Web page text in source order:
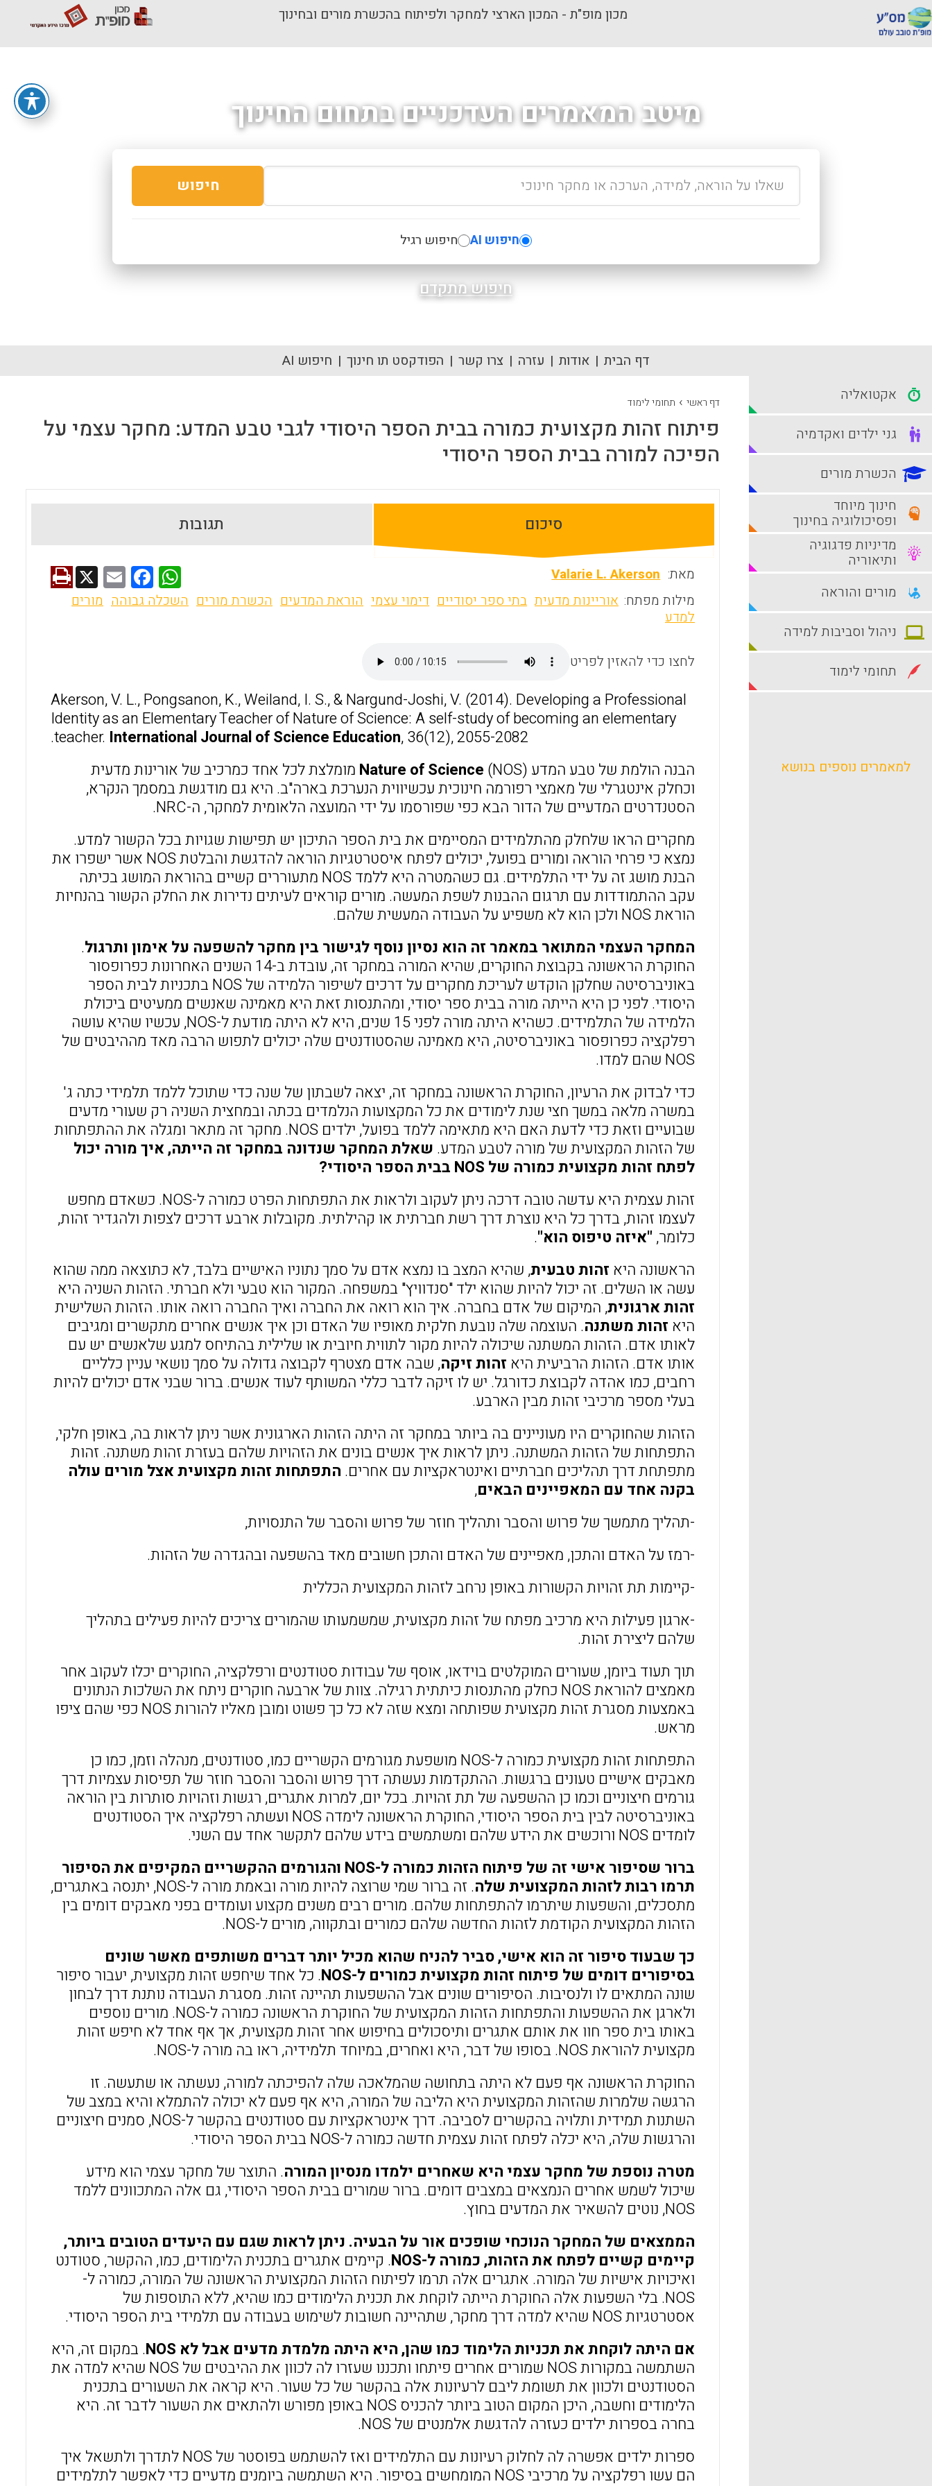
מכון מופ"ת - המכון הארצי למחקר ולפיתוח בהכשרת מורים ובחינוך
מיטב המאמרים העדכניים בתחום החינוך
חיפוש
חיפוש AI חיפוש רגיל
חיפוש מתקדם
דף הבית אודות עזרה צרו קשר הפודקסט תו חינוך חיפוש AI
דף ראשי › תחומי לימוד
פיתוח זהות מקצועית כמורה בבית הספר היסודי לגבי טבע המדע: מחקר עצמי על
הפיכה למורה בבית הספר היסודי
סיכום תגובות
מאת: Valarie L. Akerson
W
h
p
p
F
a
o
k
E
m
X
מילות מפתח: אוריינות מדעית בתי ספר יסודיים דימוי עצמי הוראת המדעים הכשרת מורים השכלה גבוהה מורים
למדע
לחצו כדי להאזין לפריט
Akerson, V. L., Pongsanon, K., Weiland, I. S., & Nargund-Joshi, V. (2014). Developing a Professional
Identity as an Elementary Teacher of Nature of Science: A self-study of becoming an elementary
teacher. International Journal of Science Education, 36(12), 2055-2082.
הבנה הולמת של טבע המדע (
Nature of Science (NOS מומלצת לכל אחד כמרכיב של אורינות מדעית
וכחלק אינטגרלי של מאמצי רפורמה חינוכית עכשיווית הנערכת בארה"ב. היא גם מודגשת במסמך הנקרא,
הסטנדרטים המדעיים של הדור הבא כפי שפורסמו על ידי המועצה הלאומית למחקר, ה-NRC.
מחקרים הראו שלחלק מהתלמידים המסיימים את בית הספר התיכון יש תפישות שגויות בכל הקשור למדע.
נמצא כי פרחי הוראה ומורים בפועל, יכולים לפתח איסטרטגיות הוראה להדגשת והבלטת NOS אשר ישפרו את
הבנת מושג זה על ידי התלמידים. גם כשהמטרה היא ללמד NOS מתעוררים קשיים בהוראת המושג בכיתה
עקב ההתמודדות עם תרגום ההבנות לשפת המעשה. מורים קוראים לעיתים נדירות את החלק הקשור בהנחיות
הוראת NOS ולכן הוא לא משפיע על העבודה המעשית שלהם.
המחקר העצמי המתואר במאמר זה הוא נסיון נוסף לגישור בין מחקר להשפעה על אימון ותרגול.
החוקרת הראשונה בקבוצת החוקרים, שהיא המורה במחקר זה, עובדת ב-14 השנים האחרונות כפרופסור
באוניברסיטה שחלקן הוקדש לעריכת מחקרים על דרכים לשיפור הלמידה של NOS בתכניות לבית הספר
היסודי. לפני כן היא הייתה מורה בבית ספר יסודי, ומהתנסות זאת היא מאמינה שאנשים ממעיטים ביכולת
הלמידה של התלמידים. כשהיא היתה מורה לפני 15 שנים, היא לא היתה מודעת ל-NOS, עכשיו שהיא עושה
רפלקציה כפרופסור באוניברסיטה, היא מאמינה שהסטודנטים שלה יכולים לתפוש הרבה מאד מההיבטים של
NOS שהם למדו.
כדי לבדוק את הרעיון, החוקרת הראשונה במחקר זה, יצאה לשבתון של שנה כדי שתוכל ללמד תלמידי כתה ג'
במשרה מלאה במשך חצי שנת לימודים את כל המקצועות הנלמדים בכתה ובמחצית השניה רק שעורי מדעים
שבועיים וזאת כדי לדעת האם היא מתאימה ללמד בפועל, ילדים NOS. מחקר זה מתאר ומגלה את ההתפתחות
של הזהות המקצועית של מורה לטבע המדע. שאלת המחקר שנדונה במחקר זה הייתה, איך מורה יכול
לפתח זהות מקצועית כמורה של NOS בבית הספר היסודי?
זהות עצמית היא עדשה טובה דרכה ניתן לעקוב ולראות את התפתחות הפרט כמורה ל-NOS. כשאדם מחפש
לעצמו זהות, בדרך כל היא נוצרת דרך רשת חברתית או קהילתית. מקובלות ארבע דרכים לצפות ולהגדיר זהות,
כלומר, "איזה טיפוס הוא".
הראשונה היא זהות טבעית, שהיא המצב בו נמצא אדם על סמך נתוניו האישיים בלבד, לא כתוצאה ממה שהוא
עשה או השלים. זה יכול להיות שהוא ילד "סנדוויץ" במשפחה. המקור הוא טבעי ולא חברתי. הזהות השניה היא
זהות ארגונית, המיקום של אדם בחברה. איך הוא רואה את החברה ואיך החברה רואה אותו. הזהות השלישית
היא זהות משתנה. העוצמה שלה נובעת חלקית מאופיו של האדם וכן איך אנשים אחרים מתקשרים ומגיבים
לאותו אדם. הזהות המשתנה שיכולה להיות מקור לתווית חיובית או שלילית בהתיחס למגע שלאנשים יש עם
אותו אדם. הזהות הרביעית היא זהות זיקה, שבה אדם מצטרף לקבוצה גדולה על סמך נושאי עניין כלליים
רחבים, כמו אהדה לקבוצת כדורגל. יש לו זיקה לדבר כללי המשותף לעוד אנשים. ברור שבני אדם יכולים להיות
בעלי מספר מרכיבי זהות מבין הארבע.
הזהות שהחוקרים היו מעוניינים בה ביותר במחקר זה היתה הזהות הארגונית אשר ניתן לראות בה, באופן חלקי,
התפתחות של הזהות המשתנה. ניתן לראות איך אנשים בונים את הזהויות שלהם בעזרת זהות משתנה. זהות
מתפתחת דרך תהליכים חברתיים ואינטראקציות עם אחרים. התפתחות זהות מקצועית אצל מורים עולה
בקנה אחד עם המאפיינים הבאים,
-תהליך מתמשך של פרוש והסבר ותהליך חוזר של פרוש והסבר של התנסויות,
-רמז על האדם והתכן, מאפיינים של האדם והתכן חשובים מאד בהשפעה ובהגדרה של הזהות.
-קיימות תת זהויות הקשורות באופן נרחב לזהות המקצועית הכללית
-ארגון פעילות היא מרכיב מפתח של זהות מקצועית, שמשמעותו שהמורים צריכים להיות פעילים בתהליך
שלהם ליצירת זהות.
תוך תעוד ביומן, שעורים המוקלטים בוידאו, אוסף של עבודות סטודנטים ורפלקציה, החוקרים יכלו לעקוב אחר
מאמצים להוראת NOS כחלק מהתנסות כיתתית רגילה. צוות של ארבעה חוקרים ניתח את השלכות הנתונים
באמצעות מסגרת זהות מקצועית שפותחה ומצא שזה לא כל כך פשוט ומובן מאליו להורות NOS כפי שהם ציפו
מראש.
התפתחות זהות מקצועית כמורה ל-NOS מושפעת מגורמים הקשריים כמו, סטודנטים, מנהלה וזמן, כמו כן
מאבקים אישיים טעונים ברגשות. ההתקדמות נעשתה דרך פרוש והסבר והסבר חוזר של תפיסות עצמיות דרך
גורמים חיצוניים וכמו כן ההשפעה של תת זהויות. בכל יום, למרות אתגרים, רגשות וזהויות סותרות בין הוראה
באוניברסיטה לבין בית הספר היסודי, החוקרת הראשונה לימדה NOS ועשתה רפלקציה איך הסטודנטים
לומדים NOS ורוכשים את הידע שלהם ומשתמשים בידע שלהם לתקשר אחד עם השני.
ברור שסיפור אישי זה של פיתוח הזהות כמורה ל-NOS והגורמים ההקשריים המקיפים את הסיפור
תרמו רבות לזהות המקצועית שלה
. זה ברור שמי שרוצה להיות מורה ובאמת מורה ל-NOS, יתנסה באתגרים,
מתסכלים, והשפעות שיתרמו להתפתחות שלהם. מורים רבים משנים מקצוע ועומדים בפני מאבקים דומים בין
הזהות המקצועית הקודמת לזהות החדשה שלהם כמורים ובתקווה, מורים ל-NOS.
כך שבעוד סיפור זה הוא אישי, סביר להניח שהוא מכיל יותר דברים משותפים מאשר שונים
בסיפורים דומים של פיתוח זהות מקצועית כמורים ל-NOS
. כל אחד שיחפש זהות מקצועית, יעבור סיפור
שונה המתאים לו ולנסיבות. הסיפורים שונים אבל ההשפעות תהיינה זהות. מסגרת העבודה נותנת דרך לבחון
ולארגן את ההשפעות והתפתחות הזהות המקצועית של החוקרת הראשונה כמורה ל-NOS. מורים נוספים
באותו בית ספר חוו את אותם אתגרים ותיסכולים בחיפוש אחר זהות מקצועית, אך אף אחד לא חיפש זהות
מקצועית להוראת NOS. בסופו של דבר, היא ואחרים, במיוחד תלמידיה, ראו בה מורה ל-NOS.
החוקרת הראשונה אף פעם לא היתה בתחושה שהמלאכה שלה להפיכתה למורה, נעשתה או שתעשה. זו
הרגשה שלמרות שהזהות המקצועית היא הליבה של המורה, היא אף פעם לא יכולה להתמלא והיא במצב של
השתנות תמידית ותלויה בהקשרים לסביבה. דרך אינטראקציות עם סטודנטים בהקשר ל-NOS, סמנים חיצוניים
והרגשות שלה, היא יכלה לפתח זהות עצמית חדשה כמורה ל-NOS בבית הספר היסודי.
מטרה נוספת של מחקר עצמי היא שאחרים ילמדו מנסיון המורה. התוצר של מחקר עצמי הוא מידע
שיכול לשמש אחרים הנמצאים במצבים דומים. ברור שמורים בבית הספר היסודי, גם אלה המתכוונים ללמד
NOS, נוטים להשאיר את המדעים בחוץ.
הממצאים של המחקר הנוכחי שופכים אור על הבעיה. ניתן לראות שגם עם היעדים הטובים ביותר,
קיימים קשיים לפתח את הזהות, כמורה ל-NOS
. קיימים אתגרים בתכנית הלימודים, כמו, ההקשר, סטודנט
ואיכויות אישיות של המורה. אתגרים אלה תרמו לפיתוח הזהות המקצועית הראשונה של המורה, כמורה ל-
NOS. בלי השפעות אלה החוקרת הייתה לוקחת את תכנית הלימודים כמו שהיא, ללא התוספות של
אסטרטגיות NOS שהיא למדה דרך מחקר, שתהיינה חשובות לשימוש בעבודה עם תלמידי בית הספר היסודי.
אם היתה לוקחת את תכניות הלימוד כמו שהן, היא היתה מלמדת מדעים אבל לא NOS
. במקום זה, היא
השתמשה במקורות NOS שמורים אחרים פיתחו ותכננו שעזרו לה לכוון את ההיבטים של NOS שהיא למדה את
הסטודנטים ולכוון את תשומת ליבם לרעיונות אלה בהקשר של כל שעור. היא קראה את השעורים בתכנית
הלימודים וחשבה, היכן המקום הטוב ביותר להכניס NOS באופן מפורש ולהתאים את השעור לדבר זה. היא
בחרה בספרות ילדים כעזרה להדגשת אלמנטים של NOS.
ספרות ילדים אפשרה לה לחלוק רעיונות עם התלמידים ואז להשתמש בפוסטר של NOS לתדרך ולתשאל איך
הם עשו רפלקציה על מרכיבי NOS המומחשים בסיפור. היא השתמשה ביומנים מדעיים כדי לאפשר לתלמידים
אקטואליה
גני ילדים ואקדמיה
הכשרת מורים
חינוך מיוחד
ופסיכולוגיה בחינוך
מדיניות פדגוגיה
ותיאוריה
מורים והוראה
ניהול וסביבות למידה
תחומי לימוד
למאמרים נוספים בנושא